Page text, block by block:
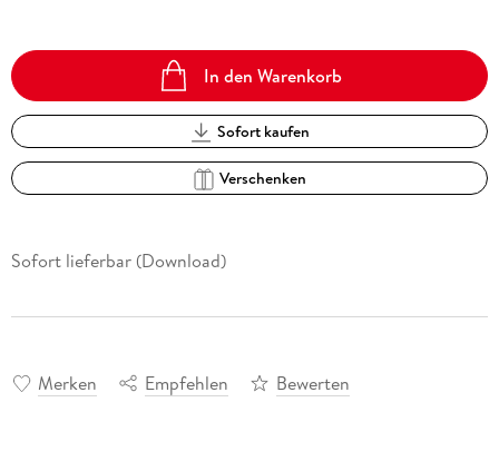
In den Warenkorb
Sofort kaufen
Verschenken
Sofort lieferbar (Download)
Merken Empfehlen Bewerten